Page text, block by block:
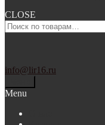
CLOSE
Искать:
info@lir16.ru
Menu